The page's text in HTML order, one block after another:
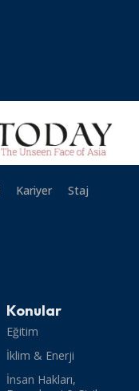
Kariyer
Staj
Konular
Eğitim
İklim & Enerji
İnsan Hakları,